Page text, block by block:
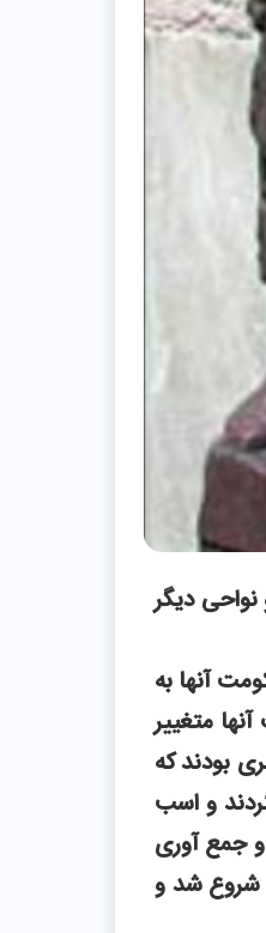
نواحی دیگر
حکومت کردند و حکومت آنها به
آنها متغییر
بودند که
و اسب
و جمع آوری
شروع شد و